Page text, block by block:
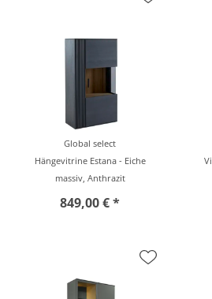
Global select
Hängevitrine Estana - Eiche
massiv, Anthrazit
849,00 € *